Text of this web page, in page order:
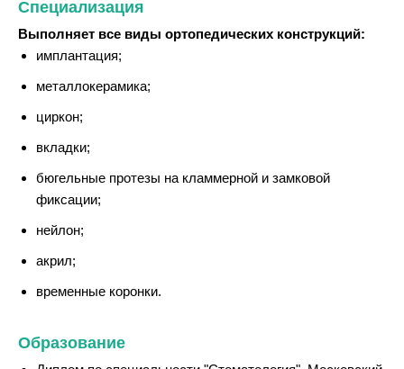
Специализация
Выполняет все виды ортопедических конструкций:
имплантация;
металлокерамика;
циркон;
вкладки;
бюгельные протезы на кламмерной и замковой
фиксации;
нейлон;
акрил;
временные коронки.
Образование